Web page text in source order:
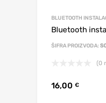
BLUETOOTH
Bluetooth
ŠIFRA PROIZVODA:
(0
16,00 €